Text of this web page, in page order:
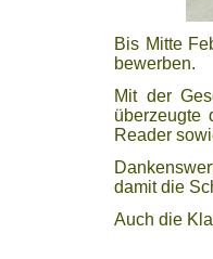
Bis Mitte
bewerben.
Mit der
überzeugte
Reader
damit die
Auch die